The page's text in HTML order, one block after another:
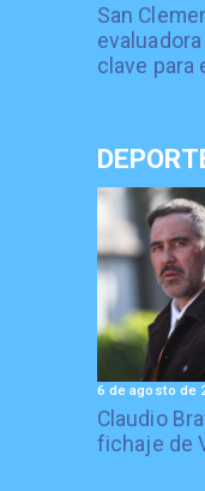
San
clave para
Claudio
fichaje de
6 de agosto de